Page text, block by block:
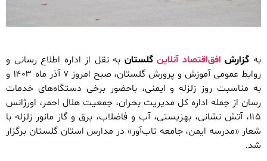
به گزارش افق‌اقتصاد آنلاینگلستان به نقل از اداره اطلاع رسانی و
روابط عمومی آموزش و پرورش گلستان، صبح امروز ۷ آذر ماه ۱۴۰۳ و
به مناسبت روز زلزله و ایمنی، باحضور برخی دستگاه‌های خدمات
رسان از جمله اداره کل مدیریت بحران، جمعیت هلال احمر، اورژانس
۱۱۵، آتش نشانی، بهزیستی، آب و فاضلاب، برق و گاز مانور زلزله با
شعار «مدرسه ایمن، جامعه تاب‌آور» در مدارس استان گلستان برگزار
شد.